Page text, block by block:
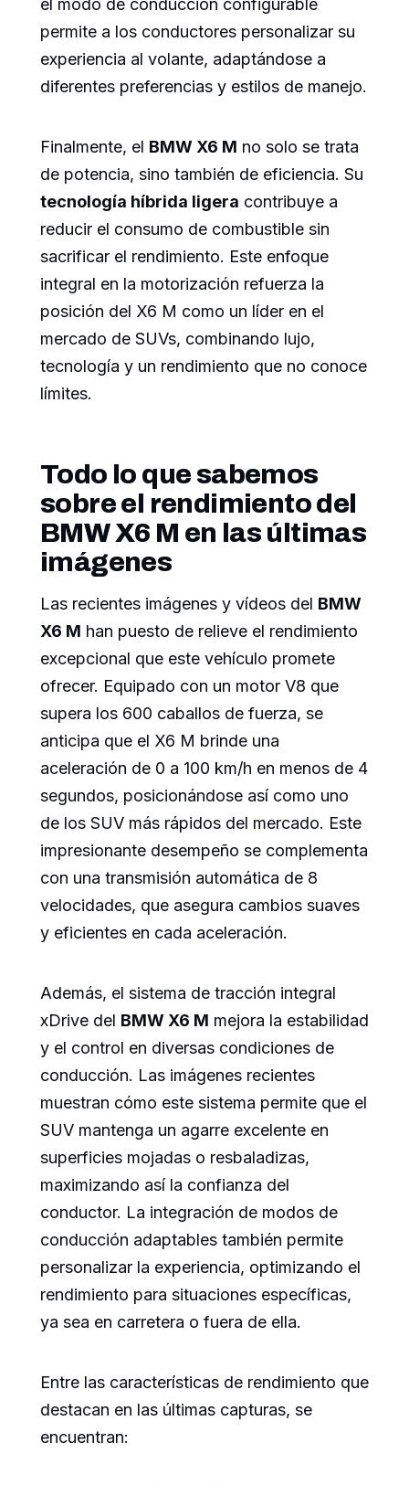
el modo de conducción configurable
permite a los conductores personalizar su
experiencia al volante, adaptándose a
diferentes preferencias y estilos de manejo.
Finalmente, el BMW X6 M no solo se trata
de potencia, sino también de eficiencia. Su
tecnología híbrida ligera contribuye a
reducir el consumo de combustible sin
sacrificar el rendimiento. Este enfoque
integral en la motorización refuerza la
posición del X6 M como un líder en el
mercado de SUVs, combinando lujo,
tecnología y un rendimiento que no conoce
límites.
Todo lo que sabemos
sobre el rendimiento del
BMW X6 M en las últimas
imágenes
Las recientes imágenes y vídeos del BMW
X6 M han puesto de relieve el rendimiento
excepcional que este vehículo promete
ofrecer. Equipado con un motor V8 que
supera los 600 caballos de fuerza, se
anticipa que el X6 M brinde una
aceleración de 0 a 100 km/h en menos de 4
segundos, posicionándose así como uno
de los SUV más rápidos del mercado. Este
impresionante desempeño se complementa
con una transmisión automática de 8
velocidades, que asegura cambios suaves
y eficientes en cada aceleración.
Además, el sistema de tracción integral
xDrive del BMW X6 M mejora la estabilidad
y el control en diversas condiciones de
conducción. Las imágenes recientes
muestran cómo este sistema permite que el
SUV mantenga un agarre excelente en
superficies mojadas o resbaladizas,
maximizando así la confianza del
conductor. La integración de modos de
conducción adaptables también permite
personalizar la experiencia, optimizando el
rendimiento para situaciones específicas,
ya sea en carretera o fuera de ella.
Entre las características de rendimiento que
destacan en las últimas capturas, se
encuentran: